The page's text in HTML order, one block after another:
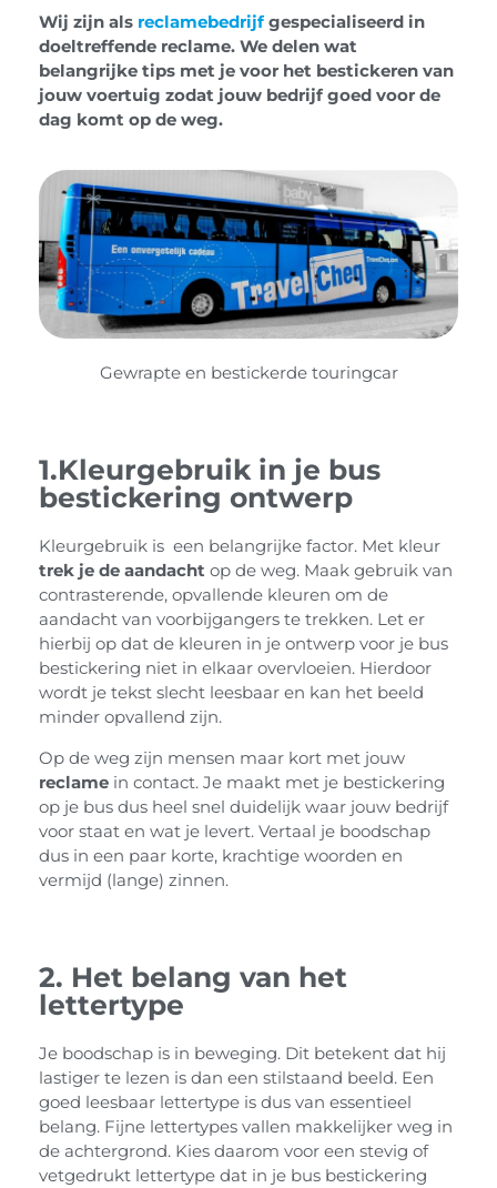
Wij zijn als reclamebedrijfgespecialiseerd in
doeltreffende reclame. We delen wat
belangrijke tips met je voor het bestickeren van
jouw voertuig zodat jouw bedrijf goed voor de
dag komt op de weg.
Gewrapte en bestickerde touringcar
1.Kleurgebruik in je bus
bestickering ontwerp
Kleurgebruik is een belangrijke factor. Met kleur
trek je de aandacht op de weg. Maak gebruik van
contrasterende, opvallende kleuren om de
aandacht van voorbijgangers te trekken. Let er
hierbij op dat de kleuren in je ontwerp voor je bus
bestickering niet in elkaar overvloeien. Hierdoor
wordt je tekst slecht leesbaar en kan het beeld
minder opvallend zijn.
Op de weg zijn mensen maar kort met jouw
reclame in contact. Je maakt met je bestickering
op je bus dus heel snel duidelijk waar jouw bedrijf
voor staat en wat je levert. Vertaal je boodschap
dus in een paar korte, krachtige woorden en
vermijd (lange) zinnen.
2. Het belang van het
lettertype
Je boodschap is in beweging. Dit betekent dat hij
lastiger te lezen is dan een stilstaand beeld. Een
goed leesbaar lettertype is dus van essentieel
belang. Fijne lettertypes vallen makkelijker weg in
de achtergrond. Kies daarom voor een stevig of
vetgedrukt lettertype dat in je bus bestickering